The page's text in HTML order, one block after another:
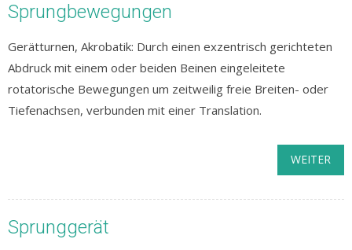
Sprungbewegungen
Gerätturnen, Akrobatik: Durch einen exzentrisch gerichteten
Abdruck mit einem oder beiden Beinen eingeleitete
rotatorische Bewegungen um zeitweilig freie Breiten- oder
Tiefenachsen, verbunden mit einer Translation.
WEITER
Sprunggerät